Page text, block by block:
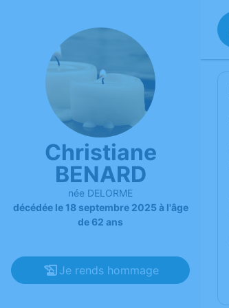
Christiane
BENARD
née DELORME
décédée le 18 septembre 2025 à l'âge
de 62 ans
Je rends hommage